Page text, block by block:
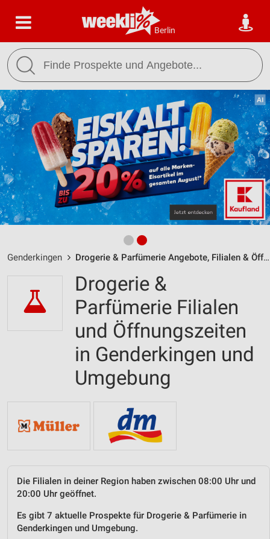
Berlin
Genderkingen Drogerie & Parfümerie Angebote, Filialen & Öffnungszeiten
Drogerie &
Parfümerie Filialen
und Öffnungszeiten
in Genderkingen und
Umgebung
Die Filialen in deiner Region haben zwischen 08:00 Uhr und
20:00 Uhr geöffnet.
Es gibt 7 aktuelle Prospekte für Drogerie & Parfümerie in
Genderkingen und Umgebung.